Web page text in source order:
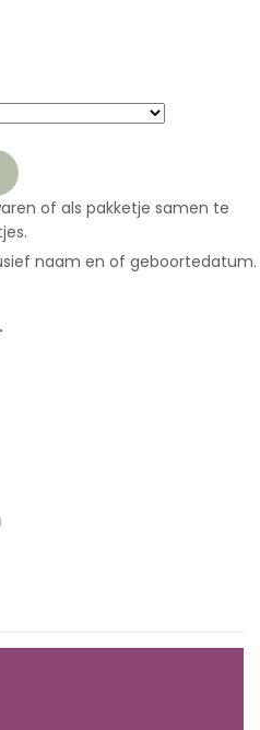
of als pakketje samen te
naam en of geboortedatum.